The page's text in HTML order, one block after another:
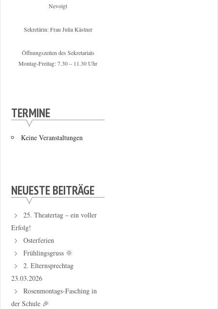
Nevoigt
Sekretärin: Frau Julia Kästner
Öffnungszeiten des Sekretariats
Montag-Freitag: 7.30 – 11.30 Uhr
TERMINE
Keine Veranstaltungen
NEUESTE BEITRÄGE
25. Theatertag – ein voller
Erfolg!
Osterferien
Frühlingsgruss 🌞
2. Elternsprechtag
23.03.2026
Rosenmontags-Fasching in
der Schule 🎉